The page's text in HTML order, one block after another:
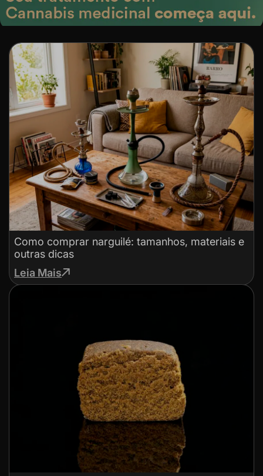
Como comprar narguilé: tamanhos, materiais e
outras dicas
Leia Mais